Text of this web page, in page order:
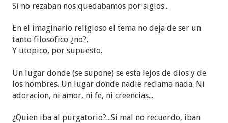
Si no rezaban nos quedabamos por siglos...
En el imaginario religioso el tema no deja de ser un
tanto filosofico ¿no?.
Y utopico, por supuesto.
Un lugar donde (se supone) se esta lejos de dios y de
los hombres. Un lugar donde nadie reclama nada. Ni
adoracion, ni amor, ni fe, ni creencias...
¿Quien iba al purgatorio?...Si mal no recuerdo, iban